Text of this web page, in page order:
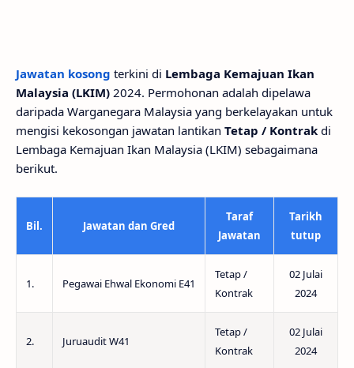
Jawatan kosong terkini di Lembaga Kemajuan Ikan
Malaysia (LKIM) 2024. Permohonan adalah dipelawa
daripada Warganegara Malaysia yang berkelayakan untuk
mengisi kekosongan jawatan lantikan Tetap / Kontrak di
Lembaga Kemajuan Ikan Malaysia (LKIM) sebagaimana
berikut.
Bil. Jawatan dan Gred
Taraf
Jawatan
Tarikh
tutup
1. Pegawai Ehwal Ekonomi E41
Tetap /
Kontrak
02 Julai
2024
2. Juruaudit W41
Tetap /
Kontrak
02 Julai
2024